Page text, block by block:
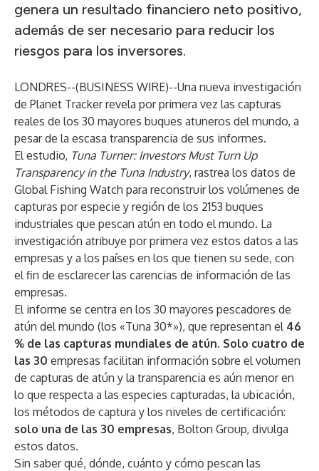
genera un resultado financiero neto positivo,
además de ser necesario para reducir los
riesgos para los inversores.
LONDRES--(BUSINESS WIRE)--Una nueva investigación
de Planet Trackerrevela por primera vez las capturas
reales de los 30 mayores buques atuneros del mundo, a
pesar de la escasa transparencia de sus informes.
El estudio, Tuna Turner: Investors Must Turn Up
Transparency in the Tuna Industry, rastrea los datos de
Global Fishing Watch para reconstruir los volúmenes de
capturas por especie y región de los 2153 buques
industriales que pescan atún en todo el mundo. La
investigación atribuye por primera vez estos datos a las
empresas y a los países en los que tienen su sede, con
el fin de esclarecer las carencias de información de las
empresas.
El informe se centra en los 30 mayores pescadores de
atún del mundo (los «Tuna 30*»), que representan el 46
% de las capturas mundiales de atún. Solo cuatro de
las 30 empresas facilitan información sobre el volumen
de capturas de atún y la transparencia es aún menor en
lo que respecta a las especies capturadas, la ubicación,
los métodos de captura y los niveles de certificación:
solo una de las 30 empresas, Bolton Group, divulga
estos datos.
Sin saber qué, dónde, cuánto y cómo pescan las